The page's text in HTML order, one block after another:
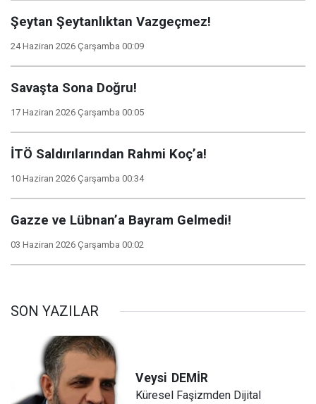
Şeytan Şeytanlıktan Vazgeçmez!
24 Haziran 2026 Çarşamba 00:09
Savaşta Sona Doğru!
17 Haziran 2026 Çarşamba 00:05
İTÖ Saldırılarından Rahmi Koç’a!
10 Haziran 2026 Çarşamba 00:34
Gazze ve Lübnan’a Bayram Gelmedi!
03 Haziran 2026 Çarşamba 00:02
SON YAZILAR
Veysi DEMİR
Küresel Faşizmden Dijital